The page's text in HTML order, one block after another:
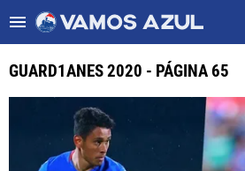
Noticias Cruz Azul HOY
ULTIMAS NOTICIAS
LEAGUES CUP
GUARD1ANES 2020 - PÁGINA 65